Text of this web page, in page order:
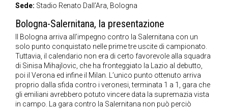
Sede: Stadio Renato Dall’Ara, Bologna
Bologna-Salernitana, la presentazione
Il Bologna arriva all’impegno contro la Salernitana con un
solo punto conquistato nelle prime tre uscite di campionato.
Tuttavia, il calendario non era di certo favorevole alla squadra
di Sinisa Mihajlovic, che ha fronteggiato la Lazio al debutto,
poi il Verona ed infine il Milan. L’unico punto ottenuto arriva
proprio dalla sfida contro i veronesi, terminata 1 a 1, gara che
gli emiliani avrebbero potuto vincere data la supremazia vista
in campo. La gara contro la Salernitana non può perciò